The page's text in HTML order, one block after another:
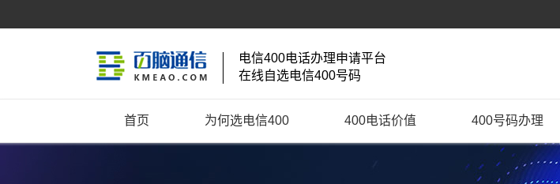
电信400电话办理申请平台
在线自选电信400号码
首页 为何选电信400 400电话价值 400号码办理